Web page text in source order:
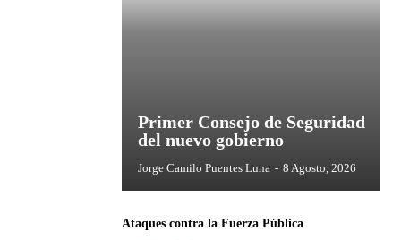
Primer Consejo de Seguridad
del nuevo gobierno
Jorge Camilo Puentes Luna - 8 Agosto, 2026
Ataques contra la Fuerza Pública